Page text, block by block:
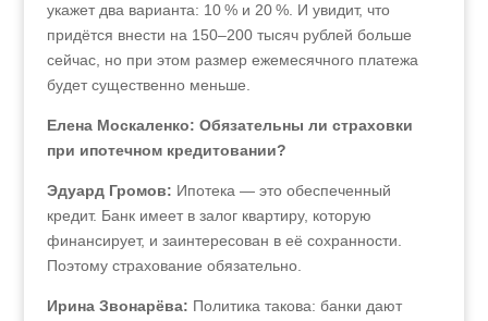
укажет два варианта: 10 % и 20 %. И увидит, что
придётся внести на 150–200 тысяч рублей больше
сейчас, но при этом размер ежемесячного платежа
будет существенно меньше.
Елена Москаленко: Обязательны ли страховки
при ипотечном кредитовании?
Эдуард Громов: Ипотека — это обеспеченный
кредит. Банк имеет в залог квартиру, которую
финансирует, и заинтересован в её сохранности.
Поэтому страхование обязательно.
Ирина Звонарёва: Политика такова: банки дают